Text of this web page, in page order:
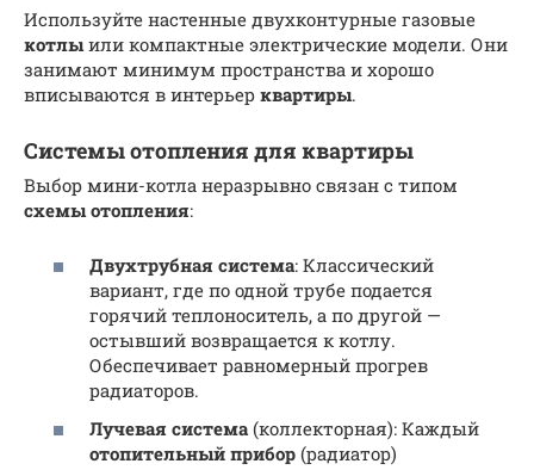
Используйте настенные двухконтурные газовые
котлы или компактные электрические модели. Они
занимают минимум пространства и хорошо
вписываются в интерьер квартиры.
Системы отопления для квартиры
Выбор мини-котла неразрывно связан с типом
схемы отопления:
Двухтрубная система: Классический
вариант, где по одной трубе подается
горячий теплоноситель, а по другой —
остывший возвращается к котлу.
Обеспечивает равномерный прогрев
радиаторов.
Лучевая система (коллекторная): Каждый
отопительный прибор (радиатор)